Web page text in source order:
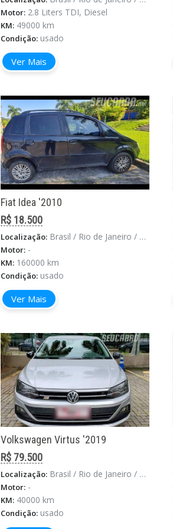
Motor: 2.8 Liters TDI, Diesel
KM: 49000 km
Condição: usado
Ver Mais
Fiat Idea '2010
R$ 18.500
Localização: Brasil / Rio de Janeiro / Estado Do Rio De Janeiro
Motor: -
KM: 160000 km
Condição: usado
Ver Mais
Volkswagen Virtus '2019
R$ 79.500
Localização: Brasil / Rio de Janeiro / Rio De Janeiro
Motor: -
KM: 40000 km
Condição: usado